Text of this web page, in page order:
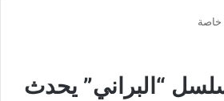
خاصة
“البراني” يحدث